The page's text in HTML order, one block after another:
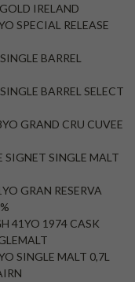
IRELAND
SPECIAL RELEASE
BARREL
BARREL SELECT
GRAND CRU CUVEE
SINGLE MALT
GRAN RESERVA
41YO 1974 CASK
SINGLE MALT 0,7L